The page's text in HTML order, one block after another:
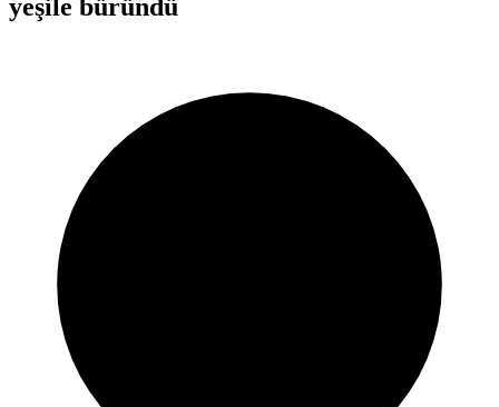
yeşile büründü